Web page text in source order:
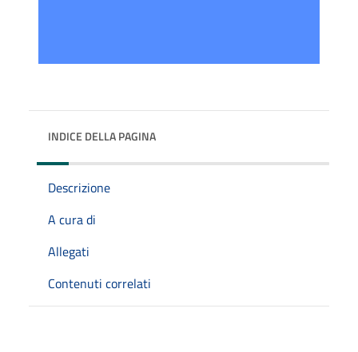
INDICE DELLA PAGINA
Descrizione
A cura di
Allegati
Contenuti correlati